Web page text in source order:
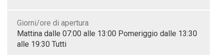
Giorni/ore di apertura
Mattina dalle 07:00 alle 13:00 Pomeriggio dalle 13:30
alle 19:30 Tutti